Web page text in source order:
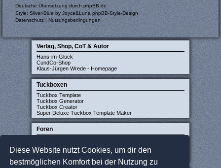
Diese Website nutzt Cookies, um dir den
bestmöglichen Komfort bei der Nutzung zu
Deutsche Übersetzung durchphpBB.de
Style: Silver-Blue by Joyce&Luna phpBB-Style-Design
Datenschutz |Nutzungsbedingungen
Verlag, Shop, CoT & Autor
Hans-im-Glück
CundCo-Shop
Klaus-Jürgen Wrede - Homepage
Tuckboxen
Tuckbox Template
Tuckbox Generator
Tuckbox Creator
Super Deluxe Tuckbox Template Maker
Foren
CarcassonneCentral (englisch)
Carcassonne Latvija (lettisch)
Carcassonne CZ (tschechisch)